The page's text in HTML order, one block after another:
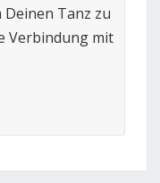
Tanz zu
Verbindung mit